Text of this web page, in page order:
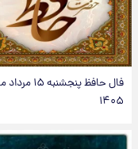
فال حافظ پنجشنبه ۱۵
۱۴۰۵